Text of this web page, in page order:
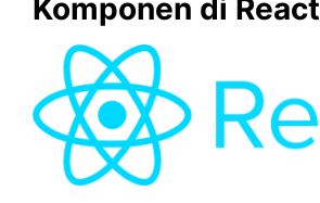
Komponen di React